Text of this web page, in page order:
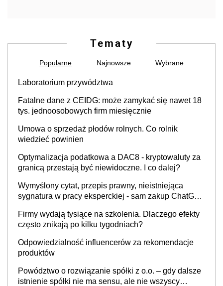
Tematy
Popularne Najnowsze Wybrane
Laboratorium przywództwa
Fatalne dane z CEIDG: może zamykać się nawet 18
tys. jednoosobowych firm miesięcznie
Umowa o sprzedaż płodów rolnych. Co rolnik
wiedzieć powinien
Optymalizacja podatkowa a DAC8 - kryptowaluty za
granicą przestają być niewidoczne. I co dalej?
Wymyślony cytat, przepis prawny, nieistniejąca
sygnatura w pracy eksperckiej - sam zakup ChatGPT
Firmy wydają tysiące na szkolenia. Dlaczego efekty
często znikają po kilku tygodniach?
Odpowiedzialność influencerów za rekomendacje
produktów
Powództwo o rozwiązanie spółki z o.o. – gdy dalsze
istnienie spółki nie ma sensu, ale nie wszyscy